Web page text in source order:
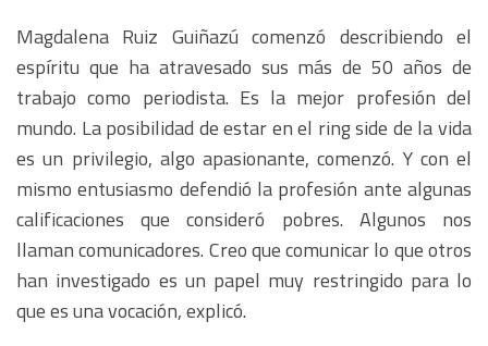
Magdalena Ruiz Guiñazú comenzó describiendo el
espíritu que ha atravesado sus más de 50 años de
trabajo como periodista. Es la mejor profesión del
mundo. La posibilidad de estar en el ring side de la vida
es un privilegio, algo apasionante, comenzó. Y con el
mismo entusiasmo defendió la profesión ante algunas
calificaciones que consideró pobres. Algunos nos
llaman comunicadores. Creo que comunicar lo que otros
han investigado es un papel muy restringido para lo
que es una vocación, explicó.